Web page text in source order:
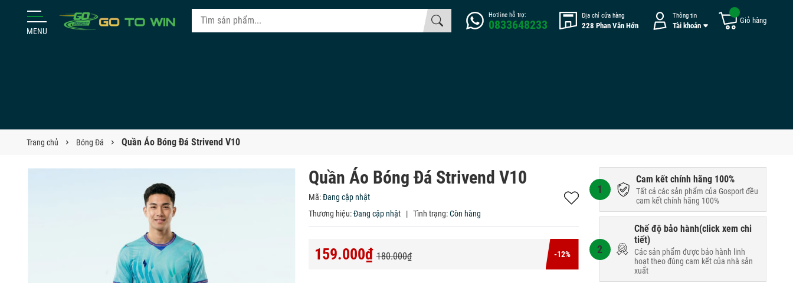
MENU
Hotline hỗ trợ:
0833648233
Địa chỉ cửa hàng
228 Phan Văn Hớn
Thông tin
Tài khoản
Giỏ hàng
Trang chủ Bóng Đá Quần Áo Bóng Đá Strivend V10
Quần Áo Bóng Đá Strivend V10
Mã:Đang cập nhật
Thương hiệu: Đang cập nhật | Tình trạng: Còn hàng
159.000₫ 180.000₫ -12%
1
Cam kết chính hãng 100%
Tất cả các sản phẩm của Gosport đều
cam kết chính hãng 100%
2
Chế độ bảo hành(click xem chi
tiết)
Các sản phẩm được bảo hành linh
hoạt theo đúng cam kết của nhà sản
xuất